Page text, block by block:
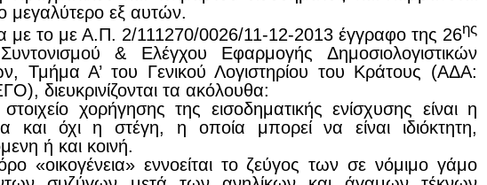
μεγαλύτερο εξ αυτών.
με το με Α.Π. 2/111270/0026/11-12-2013 έγγραφο της 26ης
& Ελέγχου Εφαρμογής Δημοσιολογιστικών
Τμήμα Α’ του Γενικού Λογιστηρίου του Κράτους (ΑΔΑ:
διευκρινίζονται τα ακόλουθα:
χορήγησης της εισοδηματικής ενίσχυσης είναι η
και όχι η στέγη, η οποία μπορεί να είναι ιδιόκτητη,
ή και κοινή.
«οικογένεια» εννοείται το ζεύγος των σε νόμιμο γάμο